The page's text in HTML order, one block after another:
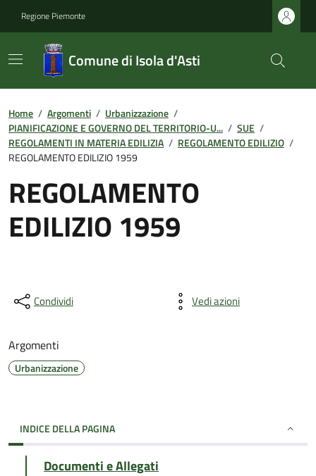
Regione Piemonte
Comune di Isola d'Asti
Home / Argomenti / Urbanizzazione /
PIANIFICAZIONE E GOVERNO DEL TERRITORIO-U... / SUE /
REGOLAMENTI IN MATERIA EDILIZIA / REGOLAMENTO EDILIZIO /
REGOLAMENTO EDILIZIO 1959
REGOLAMENTO
EDILIZIO 1959
Condividi Vedi azioni
Argomenti
Urbanizzazione
INDICE DELLA PAGINA
Documenti e Allegati